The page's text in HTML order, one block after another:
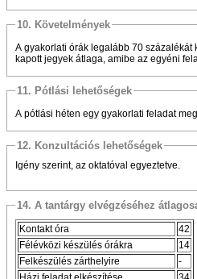
10. Követelmények
A gyakorlati órák legalább 70
kapott jegyek átlaga, amibe az egyéni
11. Pótlási lehetőségek
A pótlási héten egy gyakorlati feladat
12. Konzultációs lehetőségek
Igény szerint, az oktatóval egyeztetve.
14. A tantárgy elvégzéséhez
Kontakt óra
42
Félévközi készülés órákra
14
Felkészülés zárthelyire
-